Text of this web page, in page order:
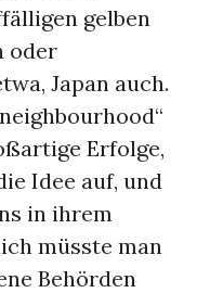
gelben
oder
Japan auch.
Erfolge,
Idee auf, und
in ihrem
müsste man
Behörden